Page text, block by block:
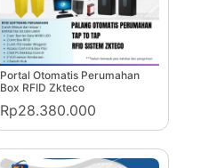
Portal Otomatis Perumahan
Box RFID Zkteco
Rp28.380.000